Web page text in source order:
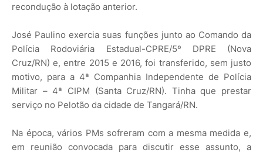
recondução à lotação anterior.
José Paulino exercia suas funções junto ao Comando da
Polícia Rodoviária Estadual-CPRE/5º DPRE (Nova
Cruz/RN) e, entre 2015 e 2016, foi transferido, sem justo
motivo, para a 4ª Companhia Independente de Polícia
Militar – 4ª CIPM (Santa Cruz/RN). Tinha que prestar
serviço no Pelotão da cidade de Tangará/RN.
Na época, vários PMs sofreram com a mesma medida e,
em reunião convocada para discutir esse assunto, a